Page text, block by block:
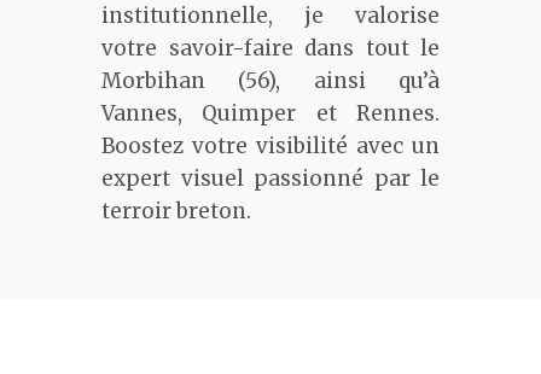
institutionnelle, je valorise
votre savoir-faire dans tout le
Morbihan (56), ainsi qu’à
Vannes, Quimper et Rennes.
Boostez votre visibilité avec un
expert visuel passionné par le
terroir breton.